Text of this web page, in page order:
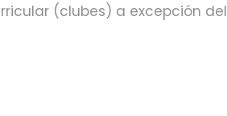
(clubes) a excepción del